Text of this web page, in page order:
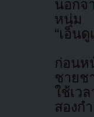
นอกจ
หนุ่ม
“เอ็น
ก่อน
ชายช
ใช้เว
สองก